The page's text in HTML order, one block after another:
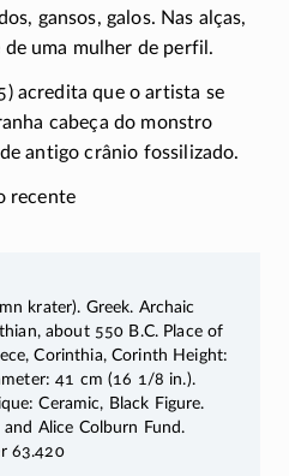
gansos, galos. Nas alças,
uma mulher de perfil.
acredita que o artista se
cabeça do monstro
antigo crânio fossilizado.
recente
krater). Greek. Archaic
about 550 B.C. Place of
Corinthia, Corinth Height:
41 cm (16 1/8 in.).
Ceramic, Black Figure.
Alice Colburn Fund.
63.420